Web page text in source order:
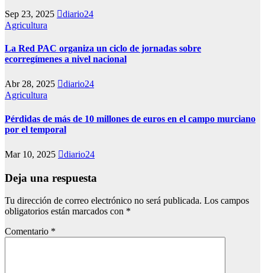
Sep 23, 2025
diario24
Agricultura
La Red PAC organiza un ciclo de jornadas sobre
ecorregímenes a nivel nacional
Abr 28, 2025
diario24
Agricultura
Pérdidas de más de 10 millones de euros en el campo murciano
por el temporal
Mar 10, 2025 diario24
Deja una respuesta
Tu dirección de correo electrónico no será publicada. Los campos
obligatorios están marcados con *
Comentario *